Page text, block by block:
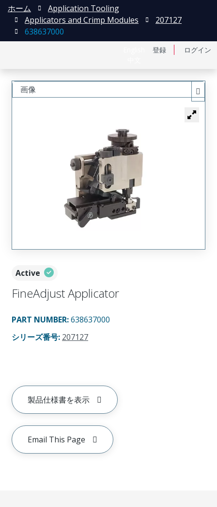
登録 ログイン
ホーム
Application Tooling
Applicators and Crimp Modules
207127
638637000
Active
FineAdjust Applicator
PART NUMBER:638637000
シリーズ番号: 207127
製品仕様書を表示
Email This Page
画像